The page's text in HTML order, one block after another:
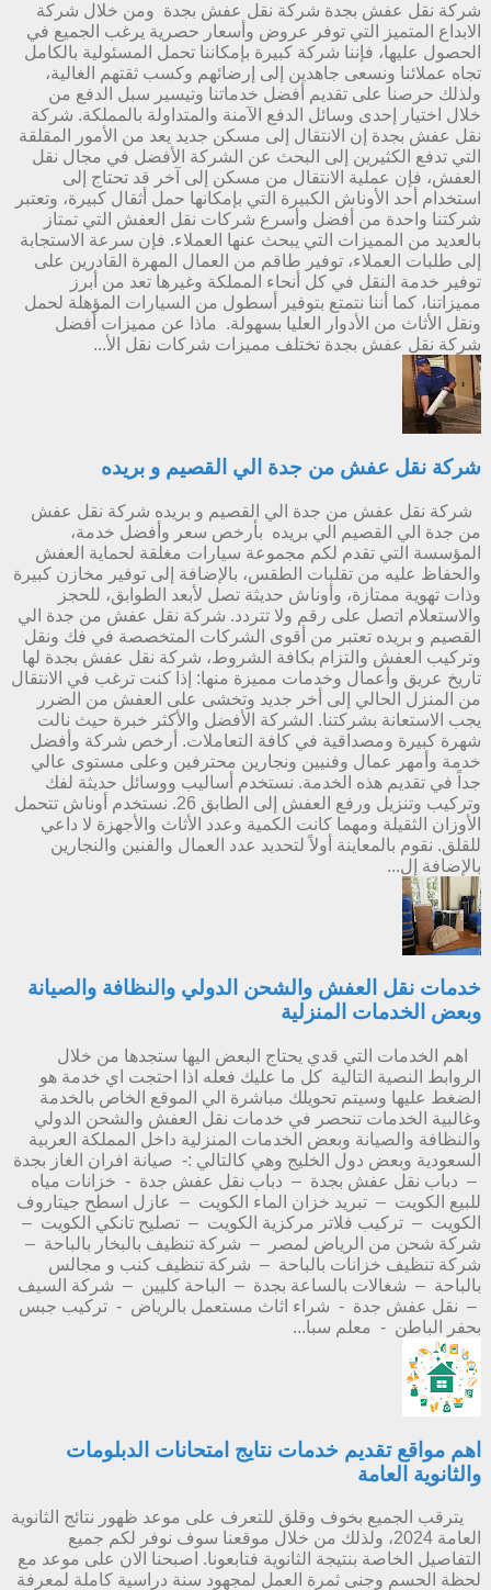
شركة نقل عفش بجدة شركة نقل عفش بجدة ومن خلال شركة
الابداع المتميز التي توفر عروض وأسعار حصرية يرغب الجميع في
الحصول عليها، فإننا شركة كبيرة بإمكاننا تحمل المسئولية بالكامل
تجاه عملائنا ونسعى جاهدين إلى إرضائهم وكسب ثقتهم الغالية،
ولذلك حرصنا على تقديم أفضل خدماتنا وتيسير سبل الدفع من
خلال اختيار إحدى وسائل الدفع الآمنة والمتداولة بالمملكة. شركة
نقل عفش بجدة إن الانتقال إلى مسكن جديد يعد من الأمور المقلقة
التي تدفع الكثيرين إلى البحث عن الشركة الأفضل في مجال نقل
العفش، فإن عملية الانتقال من مسكن إلى آخر قد تحتاج إلى
استخدام أحد الأوناش الكبيرة التي بإمكانها حمل أثقال كبيرة، وتعتبر
شركتنا واحدة من أفضل وأسرع شركات نقل العفش التي تمتاز
بالعديد من المميزات التي يبحث عنها العملاء. فإن سرعة الاستجابة
إلى طلبات العملاء، توفير طاقم من العمال المهرة القادرين على
توفير خدمة النقل في كل أنحاء المملكة وغيرها تعد من أبرز
مميزاتنا، كما أننا نتمتع بتوفير أسطول من السيارات المؤهلة لحمل
ونقل الأثاث من الأدوار العليا بسهولة. ماذا عن مميزات أفضل
شركة نقل عفش بجدة تختلف مميزات شركات نقل الأ...
شركة نقل عفش من جدة الي القصيم و بريده
شركة نقل عفش من جدة الي القصيم و بريده شركة نقل عفش
من جدة الي القصيم الي بريده بأرخص سعر وأفضل خدمة،
المؤسسة التي تقدم لكم مجموعة سيارات مغلقة لحماية العفش
والحفاظ عليه من تقلبات الطقس، بالإضافة إلى توفير مخازن كبيرة
وذات تهوية ممتازة، وأوناش حديثة تصل لأبعد الطوابق، للحجز
والاستعلام اتصل على رقم ولا تتردد. شركة نقل عفش من جدة الي
القصيم و بريده تعتبر من أقوى الشركات المتخصصة في فك ونقل
وتركيب العفش والتزام بكافة الشروط، شركة نقل عفش بجدة لها
تاريخ عريق وأعمال وخدمات مميزة منها: إذا كنت ترغب في الانتقال
من المنزل الحالي إلى أخر جديد وتخشى على العفش من الضرر
يجب الاستعانة بشركتنا. الشركة الأفضل والأكثر خبرة حيث نالت
شهرة كبيرة ومصداقية في كافة التعاملات. أرخص شركة وأفضل
خدمة وأمهر عمال وفنيين ونجارين محترفين وعلى مستوى عالي
جداً في تقديم هذه الخدمة. نستخدم أساليب ووسائل حديثة لفك
وتركيب وتنزيل ورفع العفش إلى الطابق 26. نستخدم أوناش تتحمل
الأوزان الثقيلة ومهما كانت الكمية وعدد الأثاث والأجهزة لا داعي
للقلق. نقوم بالمعاينة أولاً لتحديد عدد العمال والفنين والنجارين
بالإضافة إل...
خدمات نقل العفش والشحن الدولي والنظافة والصيانة
وبعض الخدمات المنزلية
اهم الخدمات التي قدي يحتاج البعض اليها ستجدها من خلال
الروابط النصية التالية كل ما عليك فعله اذا احتجت اي خدمة هو
الضغط عليها وسيتم تحويلك مباشرة الي الموقع الخاص بالخدمة
وغالبية الخدمات تنحصر في خدمات نقل العفش والشحن الدولي
والنظافة والصيانة وبعض الخدمات المنزلية داخل المملكة العربية
السعودية وبعض دول الخليج وهي كالتالي :- صيانة افران الغاز بجدة
– دباب نقل عفش بجدة – دباب نقل عفش جدة - خزانات مياه
للبيع الكويت – تبريد خزان الماء الكويت – عازل اسطح جيتاروف
الكويت – تركيب فلاتر مركزية الكويت – تصليح تانكي الكويت –
شركة شحن من الرياض لمصر – شركة تنظيف بالبخار بالباحة –
شركة تنظيف خزانات بالباحة – شركة تنظيف كنب و مجالس
بالباحة – شغالات بالساعة بجدة – الباحة كليين – شركة السيف
– نقل عفش جدة - شراء اثاث مستعمل بالرياض - تركيب جبس
بحفر الباطن - معلم سبا...
اهم مواقع تقديم خدمات نتايج امتحانات الدبلومات
والثانوية العامة
يترقب الجميع بخوف وقلق للتعرف على موعد ظهور نتائج الثانوية
العامة 2024، ولذلك من خلال موقعنا سوف نوفر لكم جميع
التفاصيل الخاصة بنتيجة الثانوية فتابعونا. اصبحنا الان على موعد مع
لحظة الحسم وجنى ثمرة العمل لمجهود سنة دراسية كاملة لمعرفة